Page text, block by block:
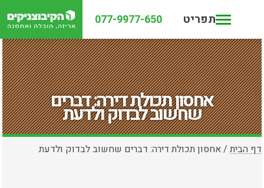
תפריט 077-9977-650
אחסון תכולת דירה: דברים
שחשוב לבדוק ולדעת
דף הבית /אחסון תכולת דירה: דברים שחשוב לבדוק ולדעת